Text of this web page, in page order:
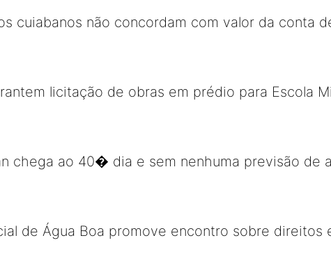
cuiabanos não concordam com valor da conta
licitação de obras em prédio para Escola
chega ao 40� dia e sem nenhuma previsão de
de Água Boa promove encontro sobre direitos